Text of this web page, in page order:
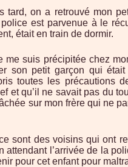
tard, on a retrouvé mon
est parvenue à le
était en train de dormir.
me suis précipitée chez
son petit garçon qui
toutes les précautions
et qu’il ne savait pas du
sur mon frère qui ne
sont des voisins qui ont
attendant l’arrivée de la
pour cet enfant pour